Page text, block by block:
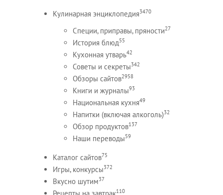
Кулинарная энциклопедия3470
Специи, приправы, пряности27
История блюд55
Кухонная утварь42
Советы и секреты342
Обзоры сайтов2958
Книги и журналы93
Национальная кухня49
Напитки (включая алкоголь)32
Обзор продуктов137
Наши переводы59
Каталог сайтов75
Игры, конкурсы372
Вкусно шутим37
Рецепты на завтрак110